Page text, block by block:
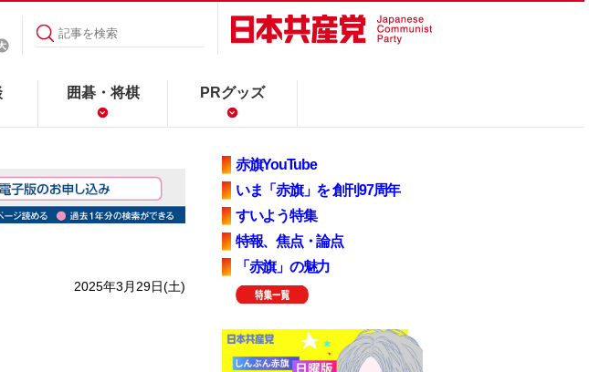
囲碁・将棋 PRグッズ
2025年3月29日(土)
赤旗YouTube
いま「赤旗」を 創刊97周年
すいよう特集
特報、焦点・論点
「赤旗」の魅力